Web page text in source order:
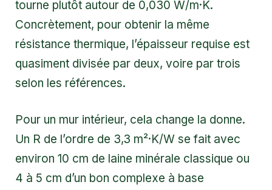
tourne plutôt autour de 0,030 W/m·K.
Concrètement, pour obtenir la même
résistance thermique, l’épaisseur requise est
quasiment divisée par deux, voire par trois
selon les références.
Pour un mur intérieur, cela change la donne.
Un R de l’ordre de 3,3 m²·K/W se fait avec
environ 10 cm de laine minérale classique ou
4 à 5 cm d’un bon complexe à base